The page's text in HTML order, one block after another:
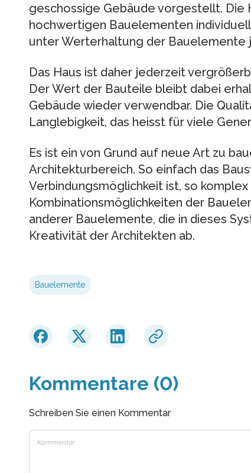
geschossige Gebäude vorgestellt. Die
hochwertigen Bauelementen
unter Werterhaltung der Bauelemente
Das Haus ist daher jederzeit
Der Wert der Bauteile bleibt dabei
Gebäude wieder verwendbar. Die
Langlebigkeit, das heisst für viele
Es ist ein von Grund auf neue Art zu
Architekturbereich. So einfach das
Verbindungsmöglichkeit ist, so
Kombinationsmöglichkeiten der
anderer Bauelemente, die in dieses
Kreativität der Architekten ab.
Bauelemente
Kommentare (0)
Schreiben Sie einen Kommentar